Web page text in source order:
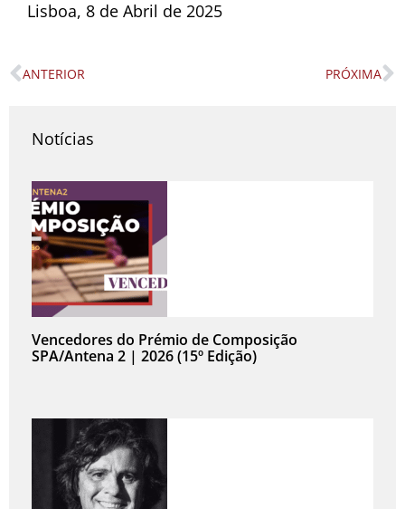
Lisboa, 8 de Abril de 2025
Prev
ANTERIOR PRÓXIMA
Notícias
Vencedores do Prémio de Composição
SPA/Antena 2 | 2026 (15º Edição)